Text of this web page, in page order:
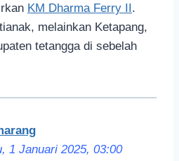
KM Dharma Ferry II .
melainkan Ketapang,
tetangga di sebelah
1 Januari 2025, 03:00